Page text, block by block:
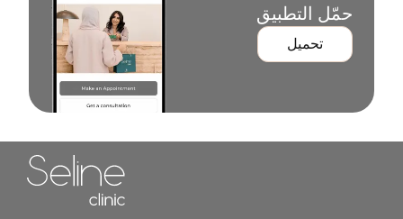
حمّل التطبيق
تحميل